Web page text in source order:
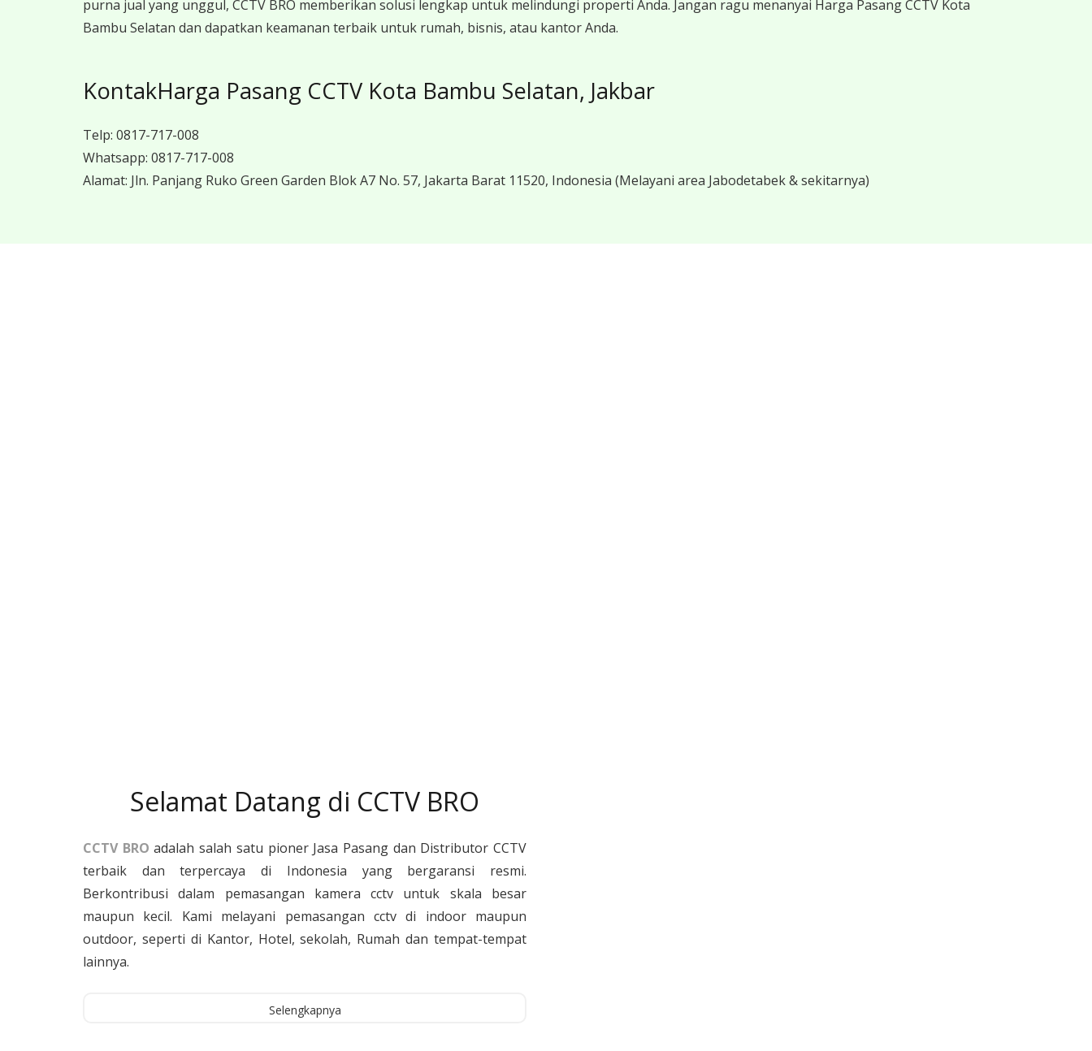
purna jual yang unggul, CCTV BRO memberikan solusi lengkap untuk melindungi properti Anda. Jangan ragu menanyai Harga Pasang CCTV Kota
Bambu Selatan dan dapatkan keamanan terbaik untuk rumah, bisnis, atau kantor Anda.
KontakHarga Pasang CCTV Kota Bambu Selatan, Jakbar
Telp: 0817-717-008
Whatsapp: 0817-717-008
Alamat: Jln. Panjang Ruko Green Garden Blok A7 No. 57, Jakarta Barat 11520, Indonesia (Melayani area Jabodetabek & sekitarnya)
Selamat Datang di CCTV BRO
CCTV BRO adalah salah satu pioner Jasa Pasang dan Distributor CCTV
terbaik dan terpercaya di Indonesia yang bergaransi resmi.
Berkontribusi dalam pemasangan kamera cctv untuk skala besar
maupun kecil. Kami melayani pemasangan cctv di indoor maupun
outdoor, seperti di Kantor, Hotel, sekolah, Rumah dan tempat-tempat
lainnya.
Selengkapnya